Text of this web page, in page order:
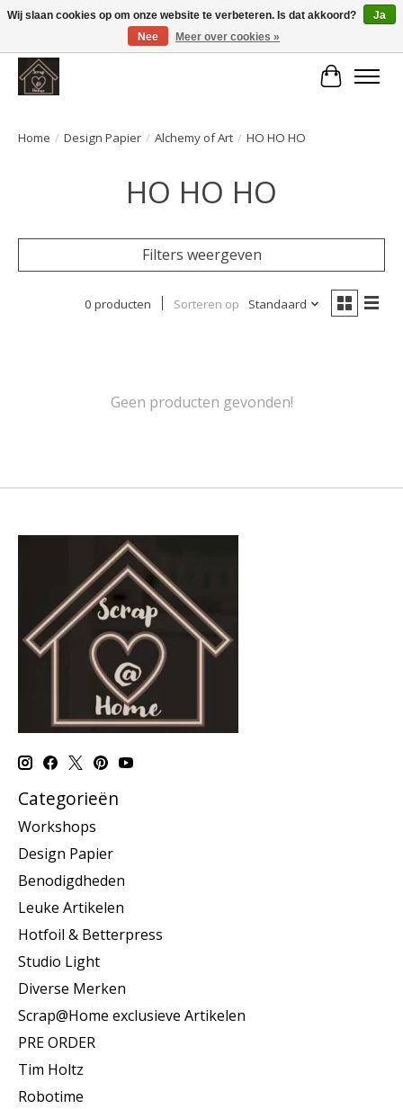
Large selection of products and fast shipping!
Home / Design Papier / Alchemy of Art / HO HO HO
HO HO HO
Filters weergeven
0 producten Sorteren op Standaard
Geen producten gevonden!
Categorieën
Workshops
Design Papier
Benodigdheden
Leuke Artikelen
Hotfoil & Betterpress
Studio Light
Diverse Merken
Scrap@Home exclusieve Artikelen
PRE ORDER
Tim Holtz
Robotime
Wij slaan cookies op om onze website te verbeteren. Is dat akkoord?
Ja
Nee
Meer over cookies »